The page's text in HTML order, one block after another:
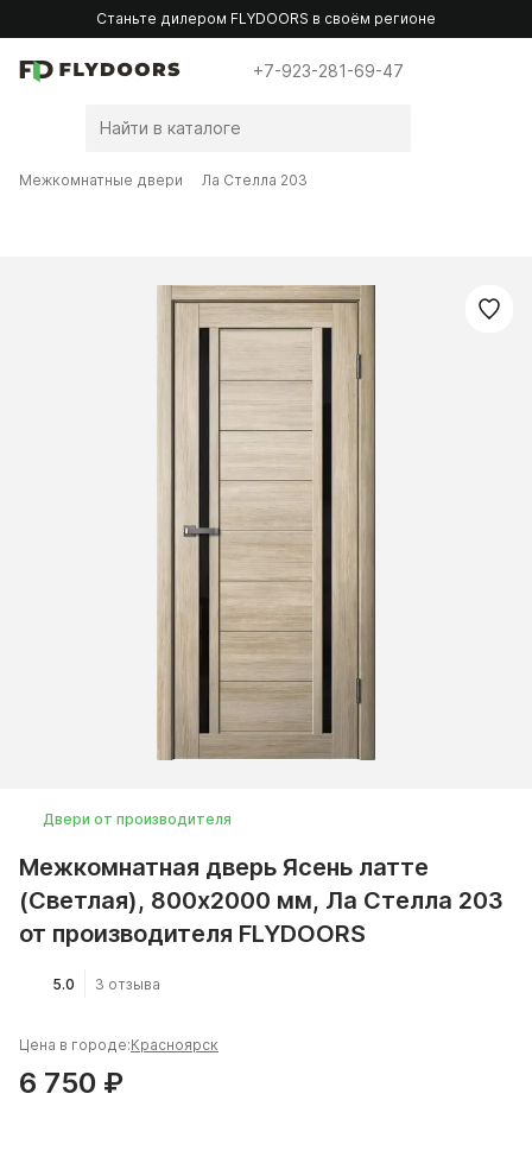
Станьте дилером FLYDOORS в своём регионе
+7-923-281-69-47
Межкомнатные двери Ла Стелла 203
Двери от производителя
Межкомнатная дверь Ясень латте
(Светлая), 800x2000 мм, Ла Стелла 203
от производителя FLYDOORS
5.0 3 отзыва
Цена в городе:Красноярск
6 750 ₽